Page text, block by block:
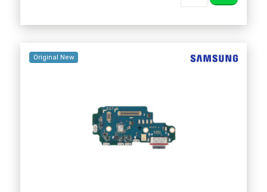
Original New